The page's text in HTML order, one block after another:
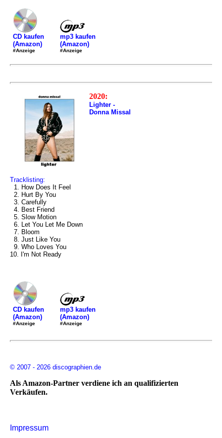
CD kaufen
(Amazon)
#Anzeige
mp3 kaufen
(Amazon)
#Anzeige
2020:
Lighter -
Donna Missal
Tracklisting:
1. How Does It Feel
2. Hurt By You
3. Carefully
4. Best Friend
5. Slow Motion
6. Let You Let Me Down
7. Bloom
8. Just Like You
9. Who Loves You
10. I'm Not Ready
CD kaufen
(Amazon)
#Anzeige
mp3 kaufen
(Amazon)
#Anzeige
© 2007 - 2026 discographien.de
Als Amazon-Partner verdiene ich an qualifizierten
Verkäufen.
Impressum